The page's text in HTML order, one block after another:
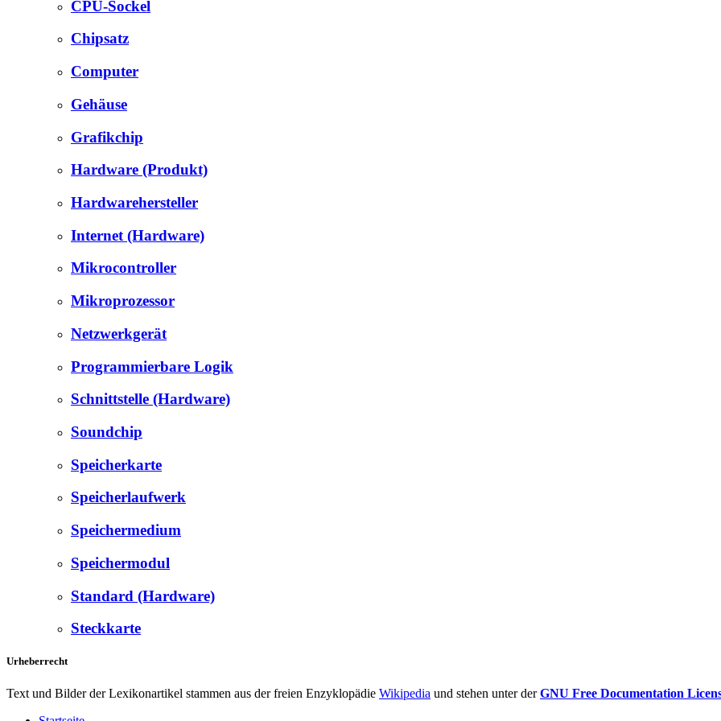
CPU-Sockel
Chipsatz
Computer
Gehäuse
Grafikchip
Hardware (Produkt)
Hardwarehersteller
Internet (Hardware)
Mikrocontroller
Mikroprozessor
Netzwerkgerät
Programmierbare Logik
Schnittstelle (Hardware)
Soundchip
Speicherkarte
Speicherlaufwerk
Speichermedium
Speichermodul
Standard (Hardware)
Steckkarte
Urheberrecht
Text und Bilder der Lexikonartikel stammen aus der freien Enzyklopädie Wikipedia und stehen unter derGNU Free Documentation